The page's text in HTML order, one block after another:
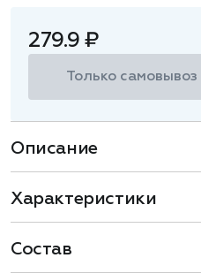
279.9 ₽
Только самовывоз
Описание
Характеристики
Состав